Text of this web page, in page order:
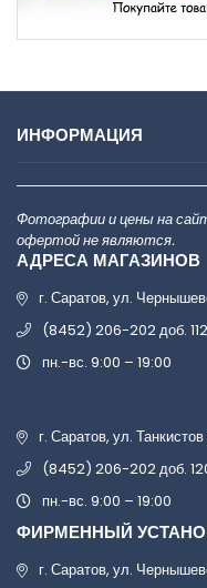
ИНФОРМАЦИЯ
Фотографии и цены на
офертой не являются.
АДРЕСА МАГАЗИНОВ
г. Саратов, ул.
(8452) 206-202 доб. 112
пн.-вс. 9:00 – 19:00
г. Саратов, ул.
(8452) 206-202 доб.
пн.-вс. 9:00 – 19:00
ФИРМЕННЫЙ
г. Саратов, ул.